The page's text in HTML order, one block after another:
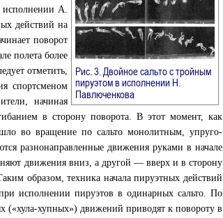
Рис. 3. Двойное сальто с тройным
пируэтом в исполнении Н.
Павлюченкова
исполнении А.
действий на
поворот
полета более
отметить,
спортсменом
начиная
в сторону поворота. В этот момент, как
во вращение по сальто монолитным, упруго-
разнонаправленные движения руками в начале
движения вниз, а другой — вверх и в сторону
образом, техника начала пируэтных действий
исполнении пируэтов в одинарных сальто. По
(«хула-хупных») движений приводят к повороту в